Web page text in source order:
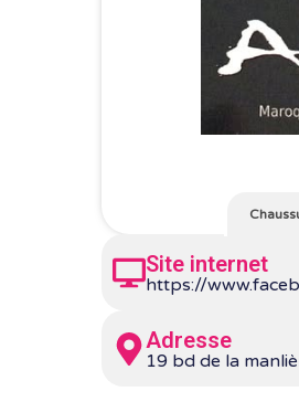
Site internet
https://
Adresse
19 bd de la